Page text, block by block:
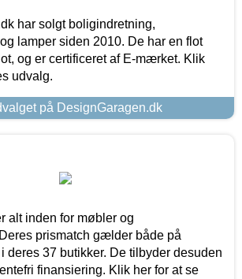
har solgt boligindretning,
lamper siden 2010. De har en flot
og er certificeret af E-mærket. Klik
udvalg.
på DesignGaragen.dk
alt inden for møbler og
prismatch gælder både på
deres 37 butikker. De tilbyder desuden
finansiering. Klik her for at se